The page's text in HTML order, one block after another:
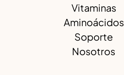
Vitaminas
Aminoácidos
Soporte
Nosotros